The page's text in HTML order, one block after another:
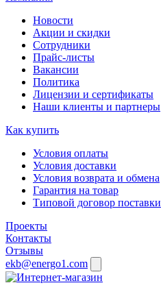
Новости
Акции и скидки
Сотрудники
Прайс-листы
Вакансии
Политика
Лицензии и сертификаты
Наши клиенты и партнеры
Как купить
Условия оплаты
Условия доставки
Условия возврата и обмена
Гарантия на товар
Типовой договор поставки
Проекты
Контакты
Отзывы
ekb@energo1.com